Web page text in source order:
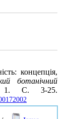
концепція,
ботанічний
С. 3-25.